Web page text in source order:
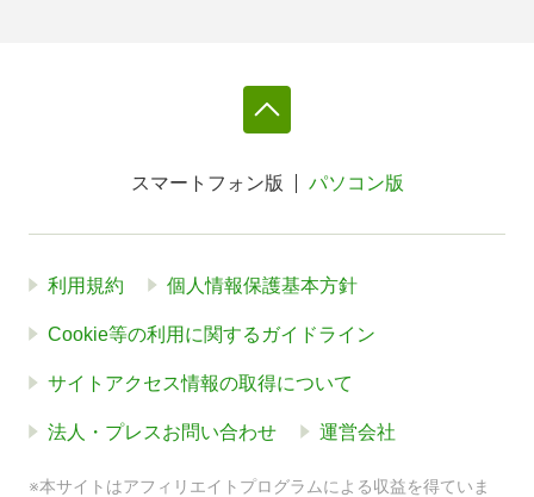
スマートフォン版 パソコン版
利用規約 個人情報保護基本方針
Cookie等の利用に関するガイドライン
サイトアクセス情報の取得について
法人・プレスお問い合わせ 運営会社
※本サイトはアフィリエイトプログラムによる収益を得ていま